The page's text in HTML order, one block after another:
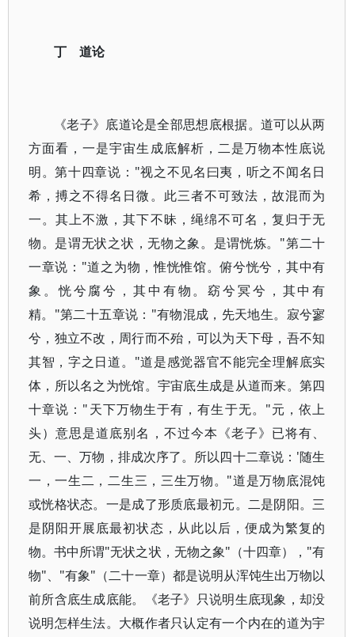
丁 道论
《老子》底道论是全部思想底根据。道可以从两
方面看，一是宇宙生成底解析，二是万物本性底说
明。第十四章说："视之不见名曰夷，听之不闻名日
希，搏之不得名日微。此三者不可致法，故混而为
一。其上不激，其下不昧，绳绵不可名，复归于无
物。是谓无状之状，无物之象。是谓恍炼。"第二十
一章说："道之为物，惟恍惟馆。俯兮恍兮，其中有
象。恍兮腐兮，其中有物。窈兮冥兮，其中有
精。"第二十五章说："有物混成，先天地生。寂兮寥
兮，独立不改，周行而不殆，可以为天下母，吾不知
其智，字之日道。"道是感觉器官不能完全理解底实
体，所以名之为恍馆。宇宙底生成是从道而来。第四
十章说："天下万物生于有，有生于无。"元，依上
头）意思是道底别名，不过今本《老子》已将有、
无、一、万物，排成次序了。所以四十二章说：'随生
一，一生二，二生三，三生万物。"道是万物底混饨
或恍格状态。一是成了形质底最初元。二是阴阳。三
是阴阳开展底最初状态，从此以后，便成为繁复的
物。书中所谓"无状之状，无物之象"（十四章），"有
物"、"有象"（二十一章）都是说明从浑饨生出万物以
前所含底生成底能。《老子》只说明生底现象，却没
说明怎样生法。大概作者只认定有一个内在的道为宇